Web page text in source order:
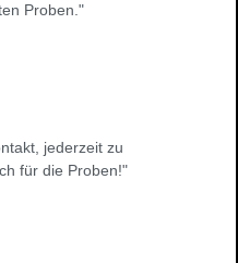
Proben."
jederzeit zu
für die Proben!"